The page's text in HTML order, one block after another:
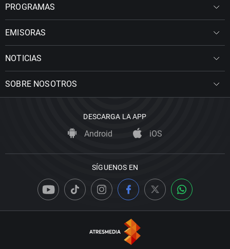
PROGRAMAS
EMISORAS
NOTICIAS
SOBRE NOSOTROS
DESCARGA LA APP
Android iOS
SÍGUENOS EN